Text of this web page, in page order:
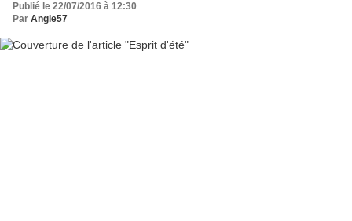
Publié le 22/07/2016 à 12:30
Par Angie57